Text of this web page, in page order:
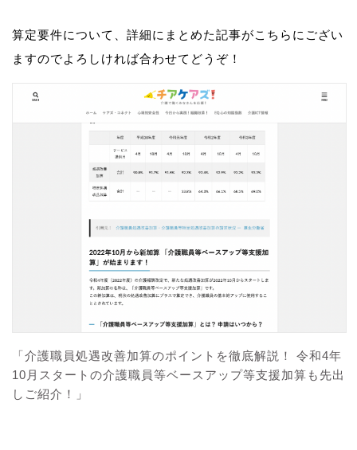
算定要件について、詳細にまとめた記事がこちらにござい
ますのでよろしければ合わせてどうぞ！
「介護職員処遇改善加算のポイントを徹底解説！ 令和4年
10月スタートの介護職員等ベースアップ等支援加算も先出
しご紹介！」